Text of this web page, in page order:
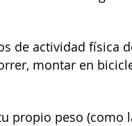
de actividad física
montar en
propio peso (como